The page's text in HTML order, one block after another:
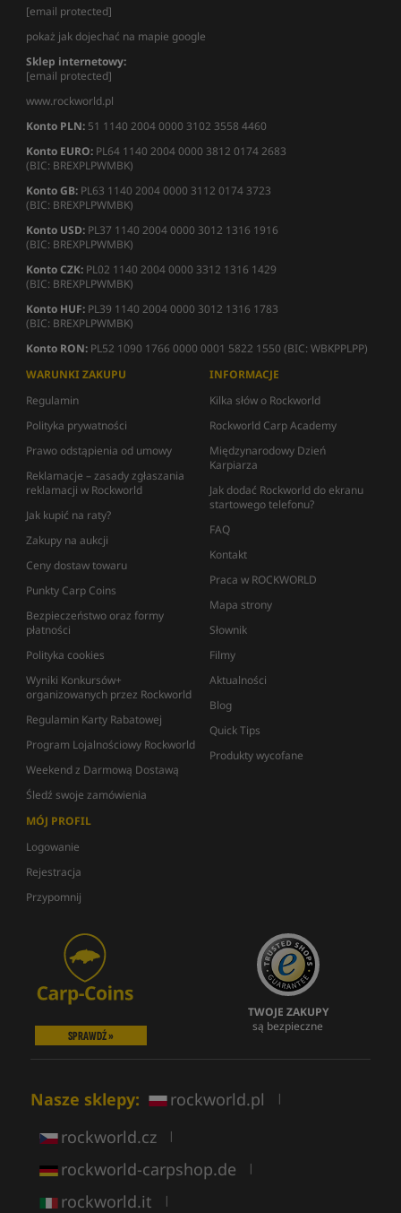
[email protected]
pokaż jak dojechać na mapie google
Sklep internetowy:
[email protected]
www.rockworld.pl
Konto PLN: 51 1140 2004 0000 3102 3558 4460
Konto EURO: PL64 1140 2004 0000 3812 0174 2683
(BIC: BREXPLPWMBK)
Konto GB: PL63 1140 2004 0000 3112 0174 3723
(BIC: BREXPLPWMBK)
Konto USD: PL37 1140 2004 0000 3012 1316 1916
(BIC: BREXPLPWMBK)
Konto CZK: PL02 1140 2004 0000 3312 1316 1429
(BIC: BREXPLPWMBK)
Konto HUF: PL39 1140 2004 0000 3012 1316 1783
(BIC: BREXPLPWMBK)
Konto RON: PL52 1090 1766 0000 0001 5822 1550 (BIC: WBKPPLPP)
WARUNKI ZAKUPU
Regulamin
Polityka prywatności
Prawo odstąpienia od umowy
Reklamacje – zasady zgłaszania
reklamacji w Rockworld
Jak kupić na raty?
Zakupy na aukcji
Ceny dostaw towaru
Punkty Carp Coins
Bezpieczeństwo oraz formy
płatności
Polityka cookies
Wyniki Konkursów+
organizowanych przez Rockworld
Regulamin Karty Rabatowej
Program Lojalnościowy Rockworld
Weekend z Darmową Dostawą
Śledź swoje zamówienia
INFORMACJE
Kilka słów o Rockworld
Rockworld Carp Academy
Międzynarodowy Dzień
Karpiarza
Jak dodać Rockworld do ekranu
startowego telefonu?
FAQ
Kontakt
Praca w ROCKWORLD
Mapa strony
Słownik
Filmy
Aktualności
Blog
Quick Tips
Produkty wycofane
MÓJ PROFIL
Logowanie
Rejestracja
Przypomnij
SPRAWDŹ »
TWOJE ZAKUPY
są bezpieczne
Nasze sklepy: rockworld.pl |
rockworld.cz |
rockworld-carpshop.de |
rockworld.it |